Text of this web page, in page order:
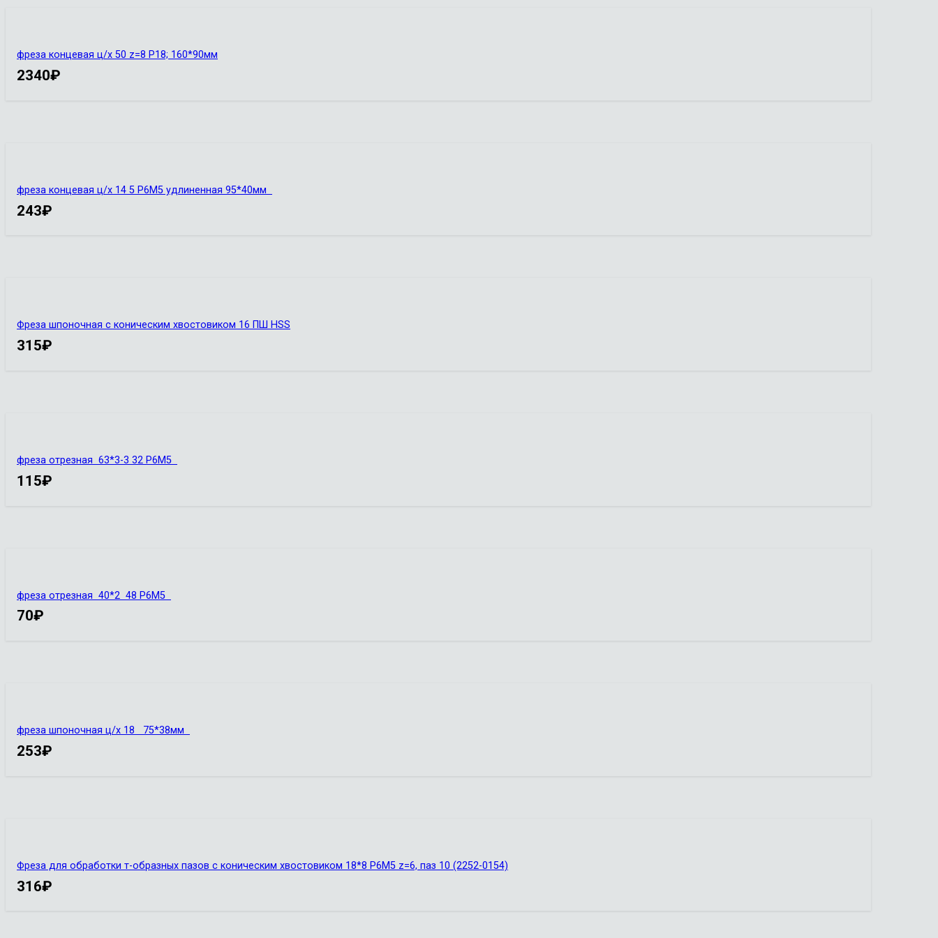
фреза концевая ц/х 50 z=8 Р18; 160*90мм
2340₽
фреза концевая ц/х 14 5 Р6М5 удлиненная 95*40мм
243₽
Фреза шпоночная с коническим хвостовиком 16 ПШ HSS
315₽
фреза отрезная 63*3-3 32 Р6М5
115₽
фреза отрезная 40*2 48 Р6М5
70₽
фреза шпоночная ц/х 18 75*38мм
253₽
Фреза для обработки т-образных пазов с коническим хвостовиком 18*8 Р6М5 z=6, паз 10 (2252-0154)
316₽